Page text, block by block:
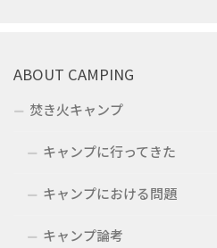
ABOUT CAMPING
焚き火キャンプ
キャンプに行ってきた
キャンプにおける問題
キャンプ論考